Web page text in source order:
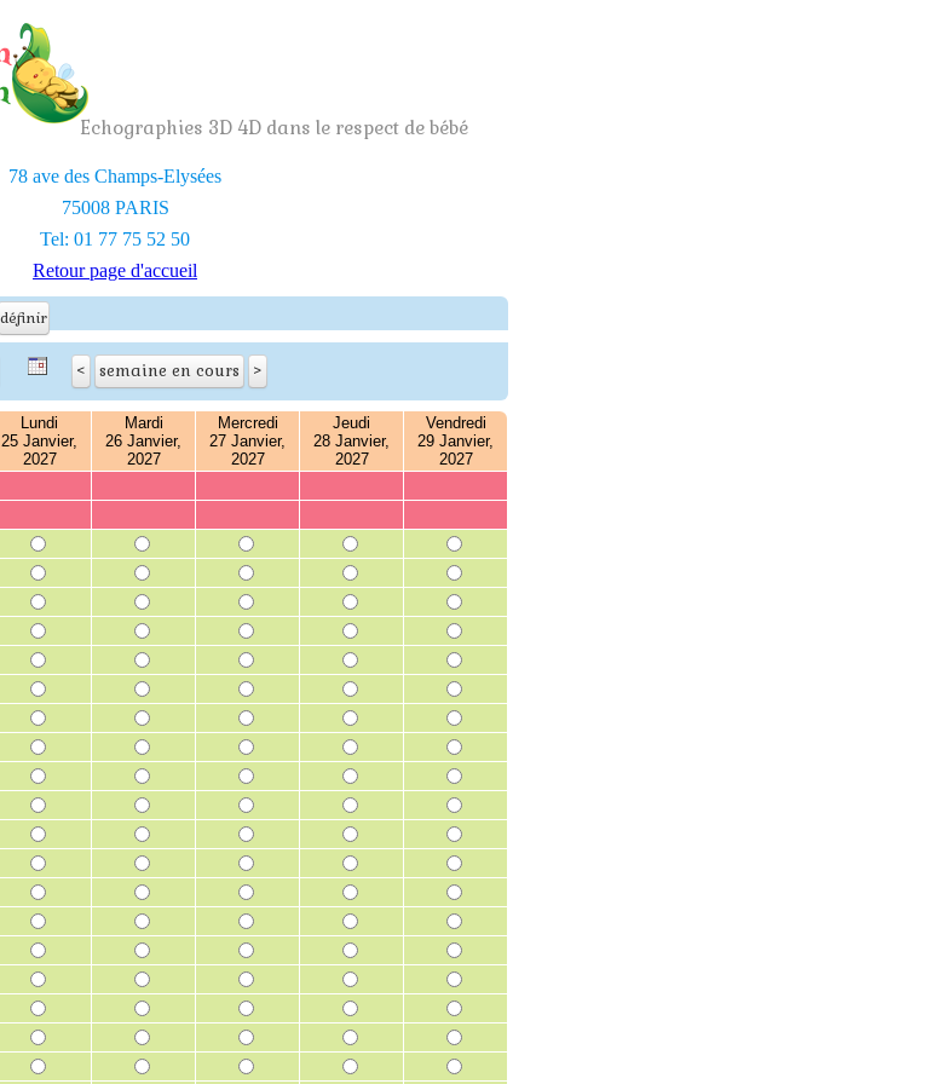
Echographies 3D 4D dans le respect de bébé
78 ave des Champs-Elysées
75008 PARIS
Tel: 01 77 75 52 50
Retour page d'accueil
Lundi
25 Janvier,
2027
Mardi
26 Janvier,
2027
Mercredi
27 Janvier,
2027
Jeudi
28 Janvier,
2027
Vendredi
29 Janvier,
2027